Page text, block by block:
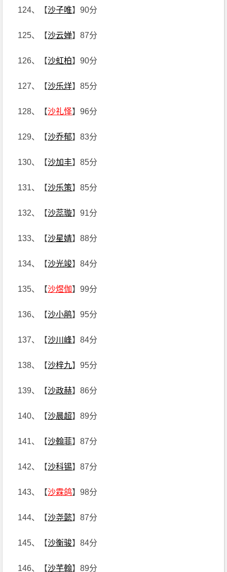
124、【沙子唯】90分
125、【沙云婵】87分
126、【沙虹柏】90分
127、【沙乐烊】85分
128、【沙礼怿】96分
129、【沙乔郁】83分
130、【沙加丰】85分
131、【沙乐策】85分
132、【沙蕊璇】91分
133、【沙星婧】88分
134、【沙光竣】84分
135、【沙煜伽】99分
136、【沙小鹃】95分
137、【沙川峰】84分
138、【沙梓九】95分
139、【沙政赫】86分
140、【沙晨超】89分
141、【沙翰菲】87分
142、【沙科锡】87分
143、【沙霖鸽】98分
144、【沙尧懿】87分
145、【沙衡骏】84分
146、【沙芋翰】89分